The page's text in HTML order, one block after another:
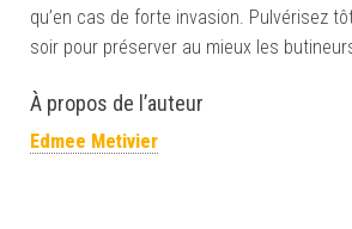
qu’en cas de forte invasion. Pulvérisez
soir pour préserver au mieux les
À propos de l’auteur
Edmee Metivier